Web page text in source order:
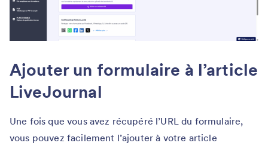
Ajouter un formulaire à l’article
LiveJournal
Une fois que vous avez récupéré l’URL du formulaire,
vous pouvez facilement l’ajouter à votre article